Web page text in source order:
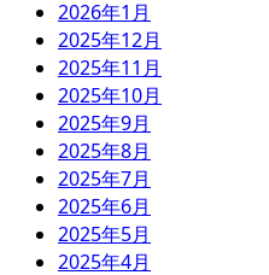
2026年1月
2025年12月
2025年11月
2025年10月
2025年9月
2025年8月
2025年7月
2025年6月
2025年5月
2025年4月